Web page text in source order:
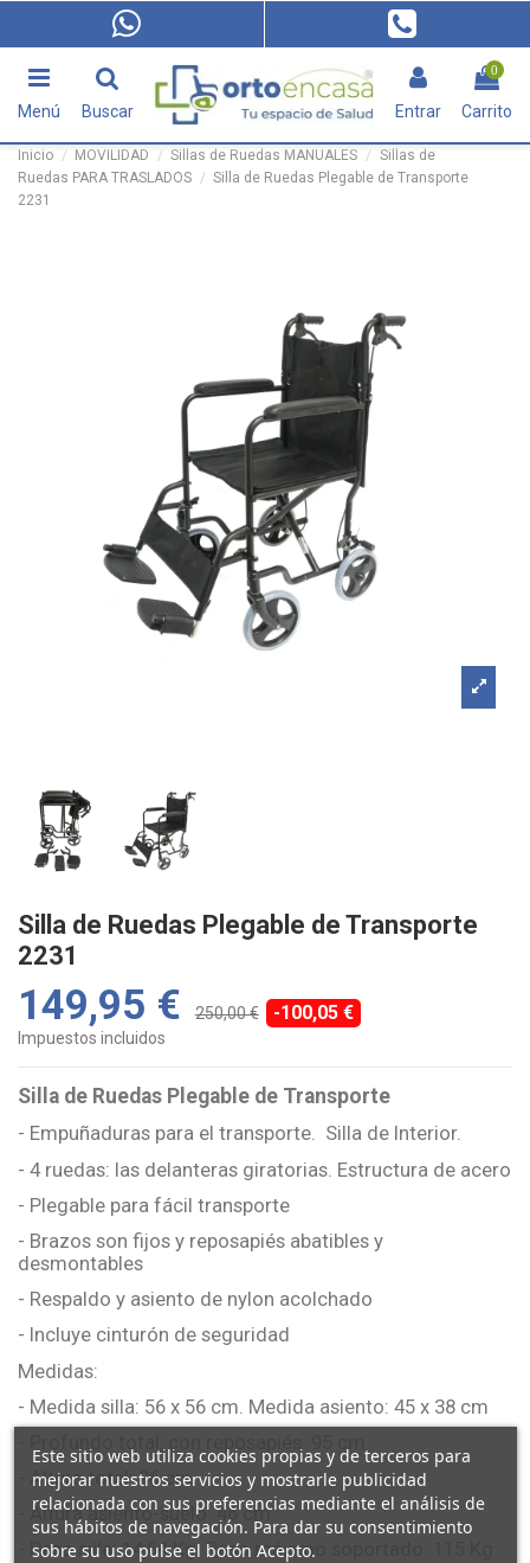
Menú Buscar Entrar
0
Carrito
Inicio MOVILIDAD Sillas de Ruedas MANUALES
Sillas de
Ruedas PARA TRASLADOS
Silla de Ruedas Plegable de Transporte
2231
Silla de Ruedas Plegable de Transporte
2231
149,95 € 250,00 € -100,05 €
Impuestos incluidos
Silla de Ruedas Plegable de Transporte
- Empuñaduras para el transporte. Silla de Interior.
- 4 ruedas: las delanteras giratorias. Estructura de acero
- Plegable para fácil transporte
- Brazos son fijos y reposapiés abatibles y
desmontables
- Respaldo y asiento de nylon acolchado
- Incluye cinturón de seguridad
Medidas:
- Medida silla: 56 x 56 cm. Medida asiento: 45 x 38 cm
- Altura total: 96 cm
- Altura asiento-suelo: 46 cm
- Peso silla: 14,54 Kg. Peso máximo soportado: 115 Kg
Este sitio web utiliza cookies propias y de terceros para
mejorar nuestros servicios y mostrarle publicidad
relacionada con sus preferencias mediante el análisis de
sus hábitos de navegación. Para dar su consentimiento
sobre su uso pulse el botón Acepto.